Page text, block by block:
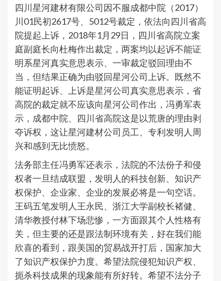
四川星河建材有限公司因不服成都中院（2017）
川01民初2617号、5012号裁定，依法向四川省高
院提起上诉，2018年1月29日，四川省高院立案
庭副庭长向杜梅作出裁定，两案均以起诉不能证
明系星河真实意思表示、一审裁定驳回理由不
当，但结果正确为由驳回星河公司上诉。既然不
能证明起诉、上诉是星河公司真实意思表示，省
高院的裁定就不应该向星河公司作出，冯勇军表
示，成都中院、四川省高院这是以荒唐的理由剥
夺诉权，这让星河建材公司员工、专利发明人周
兴和感到无比愤怒。
法务部主任冯勇军还表示，法院的不法份子和侵
权者一旦结成联盟，发明人的科技创新、知识产
权保护、企业家、企业的发展必将是一句空话。
王码五笔发明人王永民、浙江大学副校长褚健、
清华教授付林下场悲惨，一方面跟其个人性格有
关，但主要的还是跟法制环境有关，好在我们能
欣喜的看到，跟美国的贸易战开打后，国家加大
了知识产权保护力度。希望法院侵犯知识产权、
扼杀科技成果的现象能有所好转。希望不法分子